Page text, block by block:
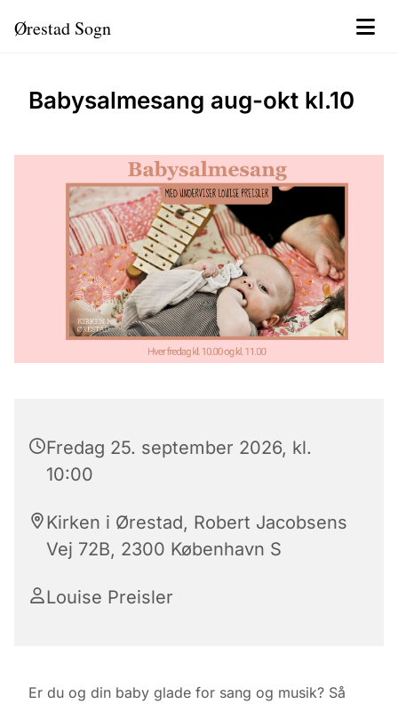
Ørestad Sogn
Babysalmesang aug-okt kl.10
Fredag 25. september 2026, kl.
10:00
Kirken i Ørestad, Robert Jacobsens
Vej 72B, 2300 København S
Louise Preisler
Er du og din baby glade for sang og musik? Så